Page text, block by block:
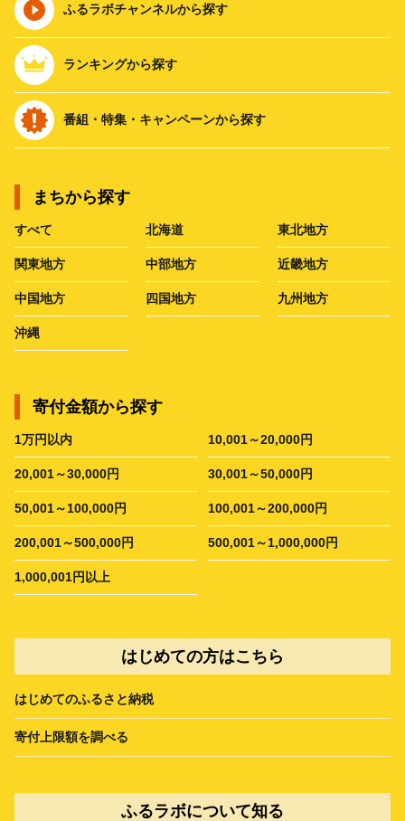
ふるラボチャンネルから探す
ランキングから探す
番組・特集・キャンペーンから探す
まちから探す
すべて 北海道 東北地方
関東地方 中部地方 近畿地方
中国地方 四国地方 九州地方
沖縄
寄付金額から探す
1万円以内 10,001～20,000円
20,001～30,000円 30,001～50,000円
50,001～100,000円 100,001～200,000円
200,001～500,000円 500,001～1,000,000円
1,000,001円以上
はじめての方はこちら
はじめてのふるさと納税
寄付上限額を調べる
ふるラボについて知る